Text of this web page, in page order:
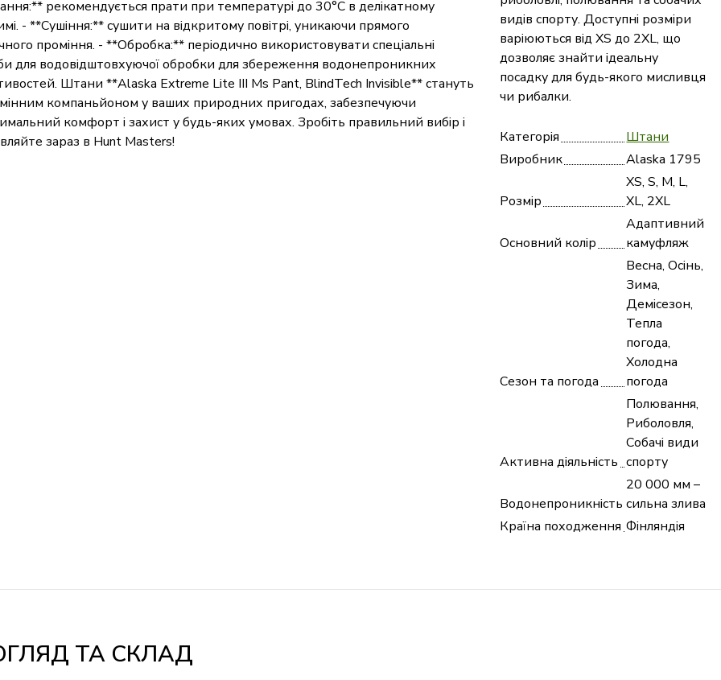
видів спорту. Доступні розміри
варіюються від XS до 2XL, що
дозволяє знайти ідеальну
посадку для будь-якого мисливця
чи рибалки.
Категорія
Штани
Виробник
Alaska 1795
Розмір
XS, S, M, L,
XL, 2XL
Основний колір
Адаптивний
камуфляж
Сезон та погода
Весна, Осінь,
Зима,
Демісезон,
Тепла
погода,
Холодна
погода
Активна діяльність
Полювання,
Риболовля,
Собачі види
спорту
Водонепроникність
20 000 мм –
сильна злива
Країна походження Фінляндія
рекомендується прати при температурі до 30°C в делікатному
- **Сушіння:** сушити на відкритому повітрі, уникаючи прямого
проміння. - **Обробка:** періодично використовувати спеціальні
для водовідштовхуючої обробки для збереження водонепроникних
Штани **Alaska Extreme Lite III Ms Pant, BlindTech Invisible** стануть
компаньйоном у ваших природних пригодах, забезпечуючи
комфорт і захист у будь-яких умовах. Зробіть правильний вибір і
зараз в Hunt Masters!
ТА СКЛАД